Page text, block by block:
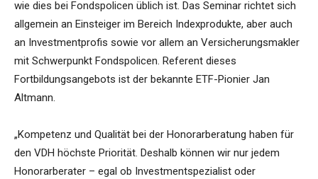
wie dies bei Fondspolicen üblich ist. Das Seminar richtet sich
allgemein an Einsteiger im Bereich Indexprodukte, aber auch
an Investmentprofis sowie vor allem an Versicherungsmakler
mit Schwerpunkt Fondspolicen. Referent dieses
Fortbildungsangebots ist der bekannte ETF-Pionier Jan
Altmann.
„Kompetenz und Qualität bei der Honorarberatung haben für
den VDH höchste Priorität. Deshalb können wir nur jedem
Honorarberater – egal ob Investmentspezialist oder